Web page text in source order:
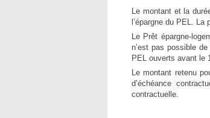
Le montant et la
l’épargne du PEL.
Le Prêt épargne-
n’est pas possible
PEL ouverts avant le
Le montant retenu
d’échéance
contractuelle.